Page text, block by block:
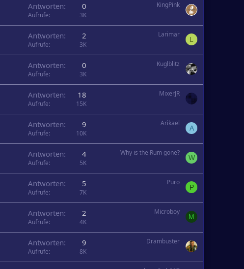
Antworten 0
Aufrufe 3K
KingPink
Antworten 2
Aufrufe 3K
Larimar
L
Antworten 0
Aufrufe 3K
Kuglblitz
Antworten 18
Aufrufe 15K
MixerJR
Antworten 9
Aufrufe 10K
Arikael
A
Antworten 4
Aufrufe 5K
Why is the Rum gone?
W
Antworten 5
Aufrufe 7K
Puro
P
Antworten 2
Aufrufe 4K
Microboy
M
Antworten 9
Aufrufe 8K
Drambuster